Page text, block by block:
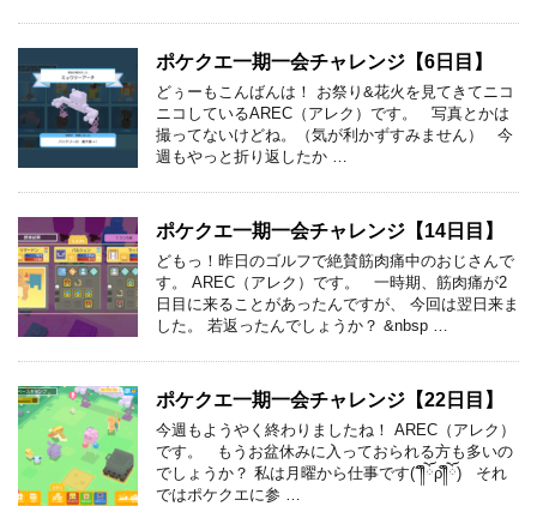
ポケクエ一期一会チャレンジ【6日目】
どぅーもこんばんは！ お祭り&花火を見てきてニコ
ニコしているAREC（アレク）です。 写真とかは
撮ってないけどね。（気が利かずすみません） 今
週もやっと折り返したか …
ポケクエ一期一会チャレンジ【14日目】
どもっ！昨日のゴルフで絶賛筋肉痛中のおじさんで
す。 AREC（アレク）です。 一時期、筋肉痛が2
日目に来ることがあったんですが、 今回は翌日来ま
した。 若返ったんでしょうか？ &nbsp …
ポケクエ一期一会チャレンジ【22日目】
今週もようやく終わりましたね！ AREC（アレク）
です。 もうお盆休みに入っておられる方も多いの
でしょうか？ 私は月曜から仕事です(´༎ຶོρ༎ຶོ) それ
ではポケクエに参 …